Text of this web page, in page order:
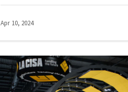
Apr 10, 2024